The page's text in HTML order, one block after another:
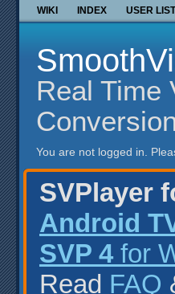
WIKI INDEX USER LIST
Real Time
You are not logged in.
SVPlayer
Android
SVP 4 for
Read FAQ